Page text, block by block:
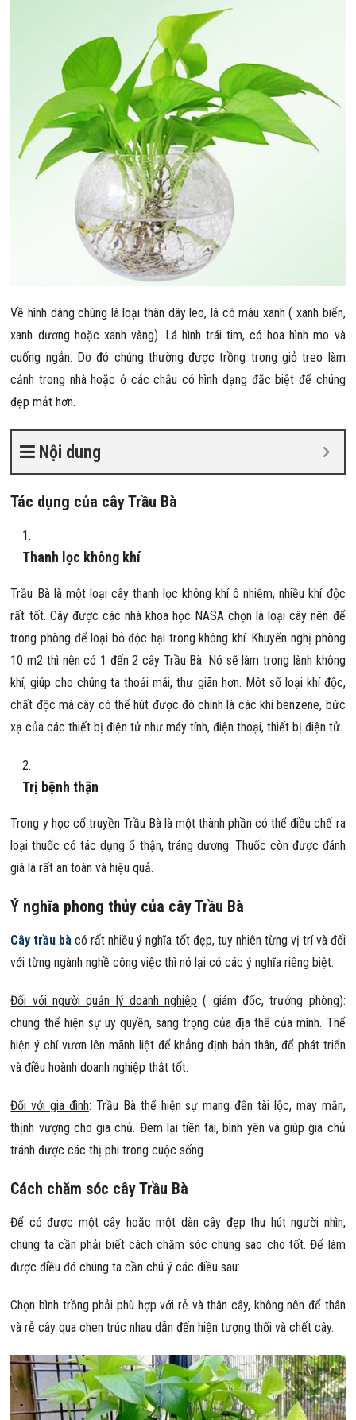
Về hình dáng chúng là loại thân dây leo, lá có màu xanh ( xanh biển,
xanh dương hoặc xanh vàng). Lá hình trái tim, có hoa hình mo và
cuống ngắn. Do đó chúng thường được trồng trong giỏ treo làm
cảnh trong nhà hoặc ở các chậu có hình dạng đặc biệt để chúng
đẹp mắt hơn.
Nội dung
Tác dụng của cây Trầu Bà
Thanh lọc không khí
Trầu Bà là một loại cây thanh lọc không khí ô nhiễm, nhiều khí độc
rất tốt. Cây được các nhà khoa học NASA chọn là loại cây nên để
trong phòng để loại bỏ độc hại trong không khí. Khuyến nghị phòng
10 m2 thì nên có 1 đến 2 cây Trầu Bà. Nó sẽ làm trong lành không
khí, giúp cho chúng ta thoải mái, thư giãn hơn. Môt số loại khí độc,
chất độc mà cây có thể hút được đó chính là các khí benzene, bức
xạ của các thiết bị điện tử như máy tính, điện thoại, thiết bị điện tử.
Trị bệnh thận
Trong y học cổ truyền Trầu Bà là một thành phần có thể điều chế ra
loại thuốc có tác dụng ổ thận, tráng dương. Thuốc còn được đánh
giá là rất an toàn và hiệu quả.
Ý nghĩa phong thủy của cây Trầu Bà
Cây trầu bà có rất nhiều ý nghĩa tốt đẹp, tuy nhiên từng vị trí và đối
với từng ngành nghề công việc thì nó lại có các ý nghĩa riêng biệt.
Đối với người quản lý doanh nghiệp ( giám đốc, trưởng phòng):
chúng thể hiện sự uy quyền, sang trọng của địa thể của mình. Thể
hiện ý chí vươn lên mãnh liệt để khẳng định bản thân, để phát triển
và điều hoành doanh nghiệp thật tốt.
Đối với gia đình: Trầu Bà thể hiện sự mang đến tài lộc, may mắn,
thịnh vượng cho gia chủ. Đem lại tiền tài, bình yên và giúp gia chủ
tránh được các thị phi trong cuộc sống.
Cách chăm sóc cây Trầu Bà
Để có được một cây hoặc một dàn cây đẹp thu hút người nhìn,
chúng ta cần phải biết cách chăm sóc chúng sao cho tốt. Để làm
được điều đó chúng ta cần chú ý các điều sau:
Chọn bình trồng phải phù hợp với rễ và thân cây, không nên để thân
và rễ cây qua chen trúc nhau dẫn đến hiện tượng thối và chết cây.